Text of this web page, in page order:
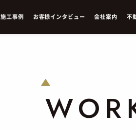
施工事例 お客様インタビュー 会社案内 不